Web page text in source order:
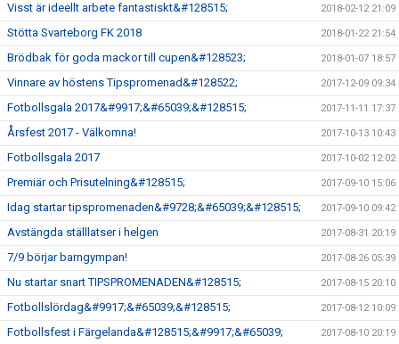
Visst är ideellt arbete fantastiskt&#128515; 2018-02-12 21:09
Stötta Svarteborg FK 2018 2018-01-22 21:54
Brödbak för goda mackor till cupen&#128523; 2018-01-07 18:57
Vinnare av höstens Tipspromenad&#128522; 2017-12-09 09:34
Fotbollsgala 2017&#9917;&#65039;&#128515; 2017-11-11 17:37
Årsfest 2017 - Välkomna! 2017-10-13 10:43
Fotbollsgala 2017 2017-10-02 12:02
Premiär och Prisutelning&#128515; 2017-09-10 15:06
Idag startar tipspromenaden&#9728;&#65039;&#128515; 2017-09-10 09:42
Avstängda ställlatser i helgen 2017-08-31 20:19
7/9 börjar barngympan! 2017-08-26 05:39
Nu startar snart TIPSPROMENADEN&#128515; 2017-08-15 20:10
Fotbollslördag&#9917;&#65039;&#128515; 2017-08-12 10:09
Fotbollsfest i Färgelanda&#128515;&#9917;&#65039; 2017-08-10 20:19